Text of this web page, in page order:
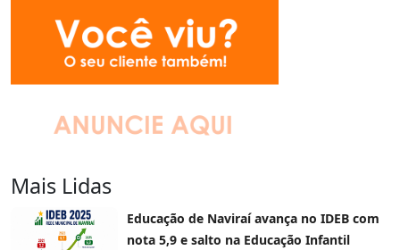
Mais Lidas
Educação de Naviraí avança no IDEB com
nota 5,9 e salto na Educação Infantil